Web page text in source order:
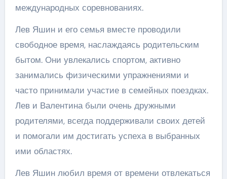
международных соревнованиях.
Лев Яшин и его семья вместе проводили
свободное время, наслаждаясь родительским
бытом. Они увлекались спортом, активно
занимались физическими упражнениями и
часто принимали участие в семейных поездках.
Лев и Валентина были очень дружными
родителями, всегда поддерживали своих детей
и помогали им достигать успеха в выбранных
ими областях.
Лев Яшин любил время от времени отвлекаться